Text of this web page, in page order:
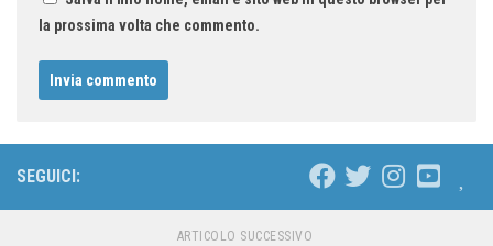
la prossima volta che commento.
SEGUICI:
ARTICOLO SUCCESSIVO